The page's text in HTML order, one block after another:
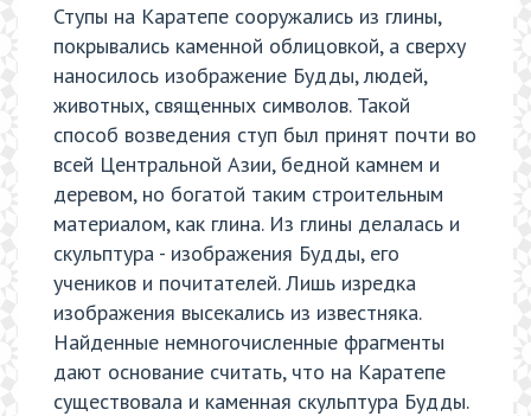
Ступы на Каратепе сооружались из глины,
покрывались каменной облицовкой, а сверху
наносилось изображение Будды, людей,
животных, священных символов. Такой
способ возведения ступ был принят почти во
всей Центральной Азии, бедной камнем и
деревом, но богатой таким строительным
материалом, как глина. Из глины делалась и
скульптура - изображения Будды, его
учеников и почитателей. Лишь изредка
изображения высекались из известняка.
Найденные немногочисленные фрагменты
дают основание считать, что на Каратепе
существовала и каменная скульптура Будды.